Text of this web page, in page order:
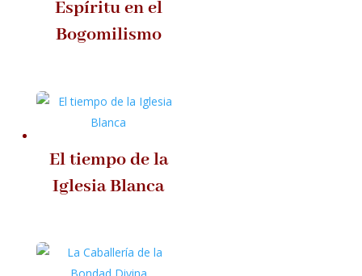
Espíritu en el
Bogomilismo
El tiempo de la
Iglesia Blanca